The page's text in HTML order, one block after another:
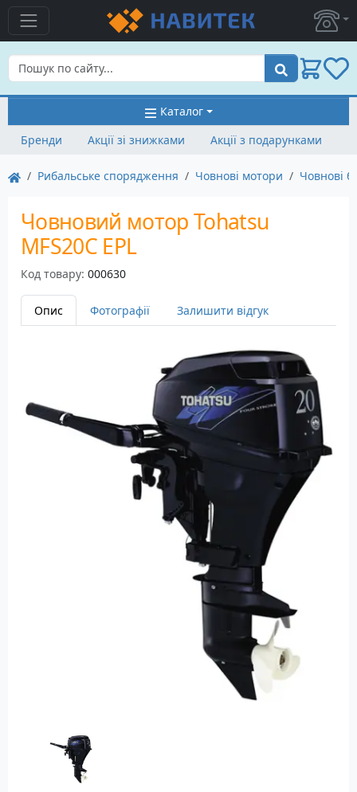
Пошук
Каталог
Бренди
Акції зі знижками Акції з подарунками
Рибальське спорядження Човнові мотори Човнові
Човновий мотор Tohatsu
MFS20C EPL
Код товару: 000630
Опис Фотографії Залишити відгук